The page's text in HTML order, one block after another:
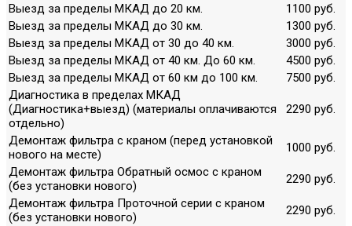
Выезд за пределы МКАД до 20 км.
1100 руб.
Выезд за пределы МКАД до 30 км.
1300 руб.
Выезд за пределы МКАД от 30 до 40 км.
3000 руб.
Выезд за пределы МКАД от 40 км. До 60 км.
4500 руб.
Выезд за пределы МКАД от 60 км до 100 км.
7500 руб.
Диагностика в пределах МКАД
(Диагностика+выезд) (материалы оплачиваются
отдельно)
2290 руб.
Демонтаж фильтра с краном (перед установкой
нового на месте)
1000 руб.
Демонтаж фильтра Обратный осмос с краном
(без установки нового)
2290 руб.
Демонтаж фильтра Проточной серии с краном
(без установки нового)
2290 руб.